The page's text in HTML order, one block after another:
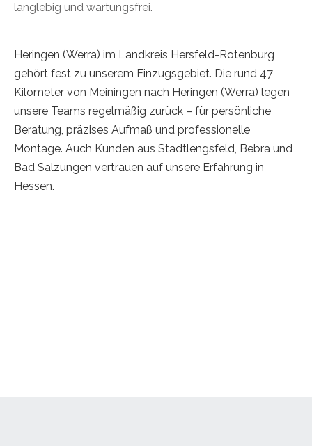
langlebig und wartungsfrei.
Heringen (Werra) im Landkreis Hersfeld-Rotenburg
gehört fest zu unserem Einzugsgebiet. Die rund 47
Kilometer von Meiningen nach Heringen (Werra) legen
unsere Teams regelmäßig zurück – für persönliche
Beratung, präzises Aufmaß und professionelle
Montage. Auch Kunden aus Stadtlengsfeld, Bebra und
Bad Salzungen vertrauen auf unsere Erfahrung in
Hessen.